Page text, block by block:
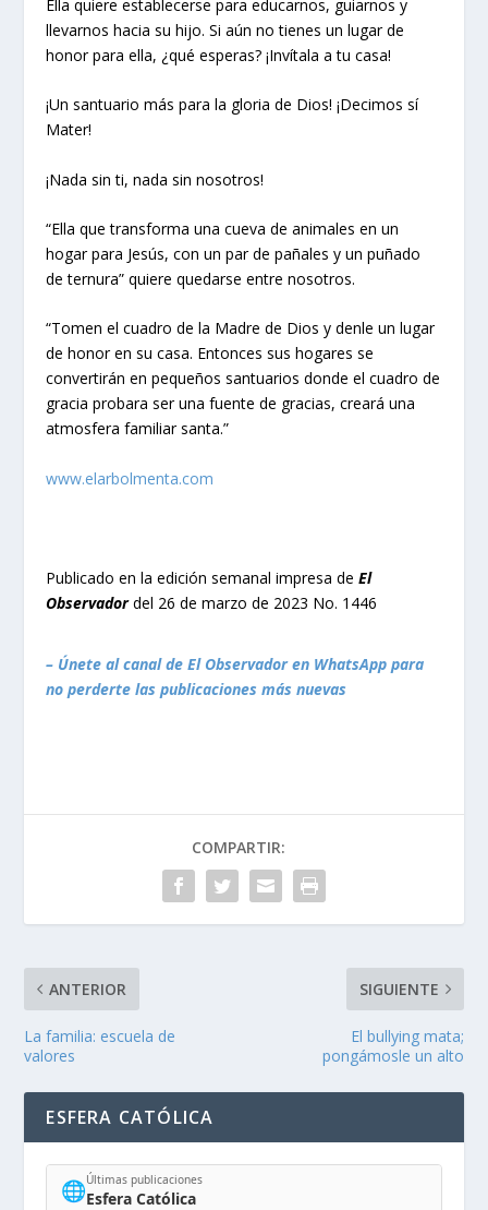
Ella quiere establecerse para educarnos, guiarnos y
llevarnos hacia su hijo. Si aún no tienes un lugar de
honor para ella, ¿qué esperas? ¡Invítala a tu casa!
¡Un santuario más para la gloria de Dios! ¡Decimos sí
Mater!
¡Nada sin ti, nada sin nosotros!
“Ella que transforma una cueva de animales en un
hogar para Jesús, con un par de pañales y un puñado
de ternura” quiere quedarse entre nosotros.
“Tomen el cuadro de la Madre de Dios y denle un lugar
de honor en su casa. Entonces sus hogares se
convertirán en pequeños santuarios donde el cuadro de
gracia probara ser una fuente de gracias, creará una
atmosfera familiar santa.”
www.elarbolmenta.com
Publicado en la edición semanal impresa deEl
Observadordel 26 de marzo de 2023 No. 1446
– Únete al canal de El Observador en WhatsApp para
no perderte las publicaciones más nuevas
COMPARTIR:
ANTERIOR
La familia: escuela de
valores
SIGUIENTE
El bullying mata;
pongámosle un alto
ESFERA CATÓLICA
🌐Últimas publicaciones
Esfera Católica